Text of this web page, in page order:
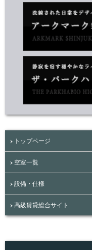
トップページ
空室一覧
設備・仕様
高級賃貸総合サイト